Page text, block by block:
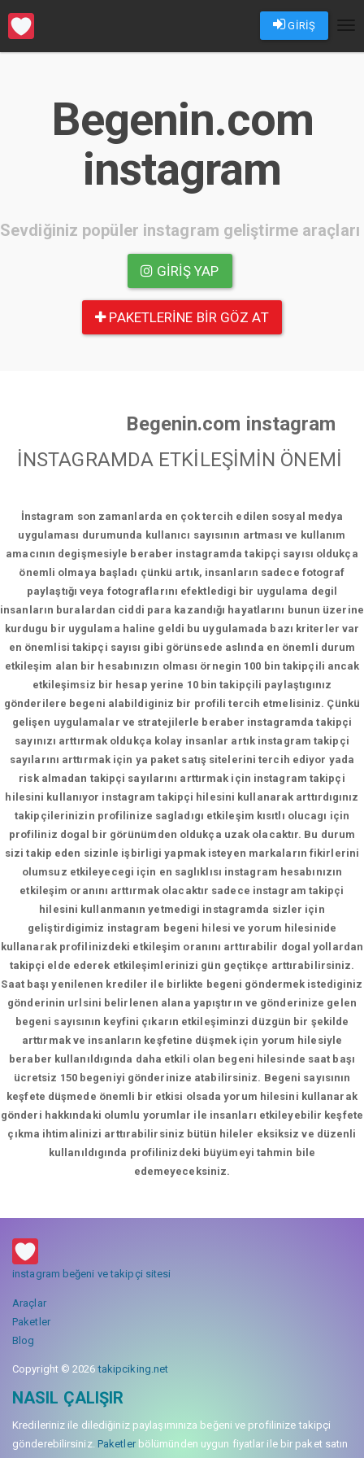
GİRİŞ
Begenin.com
instagram
Sevdiğiniz popüler instagram geliştirme araçları
GIRIŞ YAP
PAKETLERINE BIR GÖZ AT
Begenin.com instagram
İNSTAGRAMDA ETKİLEŞİMİN ÖNEMİ
İnstagram son zamanlarda en çok tercih edilen sosyal medya
uygulaması durumunda kullanıcı sayısının artması ve kullanım
amacının degişmesiyle beraber instagramda takipçi sayısı oldukça
önemli olmaya başladı çünkü artık, insanların sadece fotograf
paylaştığı veya fotograflarını efektledigi bir uygulama degil
insanların buralardan ciddi para kazandığı hayatlarını bunun üzerine
kurdugu bir uygulama haline geldi bu uygulamada bazı kriterler var
en önemlisi takipçi sayısı gibi görünsede aslında en önemli durum
etkileşim alan bir hesabınızın olması örnegin 100 bin takipçili ancak
etkileşimsiz bir hesap yerine 10 bin takipçili paylaştıgınız
gönderilere begeni alabildiginiz bir profili tercih etmelisiniz. Çünkü
gelişen uygulamalar ve stratejilerle beraber instagramda takipçi
sayınızı arttırmak oldukça kolay insanlar artık instagram takipçi
sayılarını arttırmak için ya paket satış sitelerini tercih ediyor yada
risk almadan takipçi sayılarını arttırmak için instagram takipçi
hilesini kullanıyor instagram takipçi hilesini kullanarak arttırdıgınız
takipçilerinizin profilinize sagladıgı etkileşim kısıtlı olucagı için
profiliniz dogal bir görünümden oldukça uzak olacaktır. Bu durum
sizi takip eden sizinle işbirligi yapmak isteyen markaların fikirlerini
olumsuz etkileyecegi için en saglıklısı instagram hesabınızın
etkileşim oranını arttırmak olacaktır sadece instagram takipçi
hilesini kullanmanın yetmedigi instagramda sizler için
geliştirdigimiz instagram begeni hilesi ve yorum hilesinide
kullanarak profilinizdeki etkileşim oranını arttırabilir dogal yollardan
takipçi elde ederek etkileşimlerinizi gün geçtikçe arttırabilirsiniz.
Saat başı yenilenen krediler ile birlikte begeni göndermek istediginiz
gönderinin urlsini belirlenen alana yapıştırın ve gönderinize gelen
begeni sayısının keyfini çıkarın etkileşiminzi düzgün bir şekilde
arttırmak ve insanların keşfetine düşmek için yorum hilesiyle
beraber kullanıldıgında daha etkili olan begeni hilesinde saat başı
ücretsiz 150 begeniyi gönderinize atabilirsiniz. Begeni sayısının
keşfete düşmede önemli bir etkisi olsada yorum hilesini kullanarak
gönderi hakkındaki olumlu yorumlar ile insanları etkileyebilir keşfete
çıkma ihtimalinizi arttırabilirsiniz bütün hileler eksiksiz ve düzenli
kullanıldıgında profilinizdeki büyümeyi tahmin bile
edemeyeceksiniz.
instagram beğeni ve takipçi sitesi
Araçlar
Paketler
Blog
Copyright © 2026takipciking.net
NASIL ÇALIŞIR
Kredileriniz ile dilediğiniz paylaşımınıza beğeni ve profilinize takipçi
gönderebilirsiniz. Paketlerbölümünden uygun fiyatlar ile bir paket satın